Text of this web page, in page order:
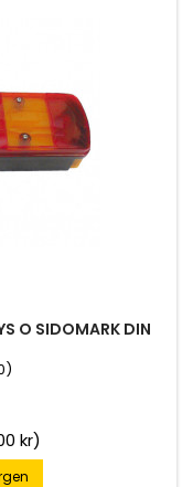
O SIDOMARK DIN
kr)